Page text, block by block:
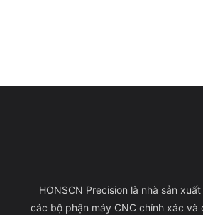
HONSCN Precision là nhà sản
các bộ phận máy CNC chính xác và